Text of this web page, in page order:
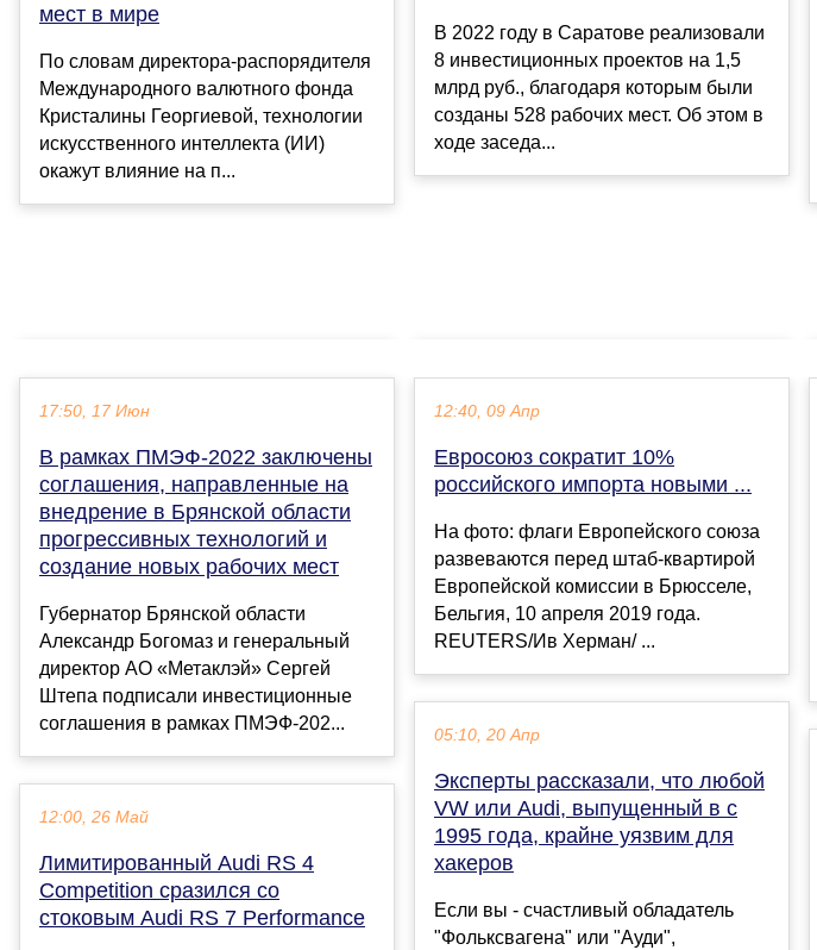
мест в мире
По словам директора-распорядителя
Международного валютного фонда
Кристалины Георгиевой, технологии
искусственного интеллекта (ИИ)
окажут влияние на п...
В 2022 году в Саратове реализовали
8 инвестиционных проектов на 1,5
млрд руб., благодаря которым были
созданы 528 рабочих мест. Об этом в
ходе заседа...
17:50, 17 Июн
В рамках ПМЭФ-2022 заключены
соглашения, направленные на
внедрение в Брянской области
прогрессивных технологий и
создание новых рабочих мест
Губернатор Брянской области
Александр Богомаз и генеральный
директор АО «Метаклэй» Сергей
Штепа подписали инвестиционные
соглашения в рамках ПМЭФ-202...
12:00, 26 Май
Лимитированный Audi RS 4
Competition сразился со
стоковым Audi RS 7 Performance
12:40, 09 Апр
Евросоюз сократит 10%
российского импорта новыми ...
На фото: флаги Европейского союза
развеваются перед штаб-квартирой
Европейской комиссии в Брюсселе,
Бельгия, 10 апреля 2019 года.
REUTERS/Ив Херман/ ...
05:10, 20 Апр
Эксперты рассказали, что любой
VW или Audi, выпущенный в с
1995 года, крайне уязвим для
хакеров
Если вы - счастливый обладатель
"Фольксвагена" или "Ауди",